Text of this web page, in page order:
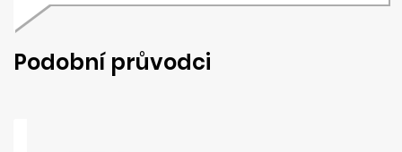
Podobní průvodci